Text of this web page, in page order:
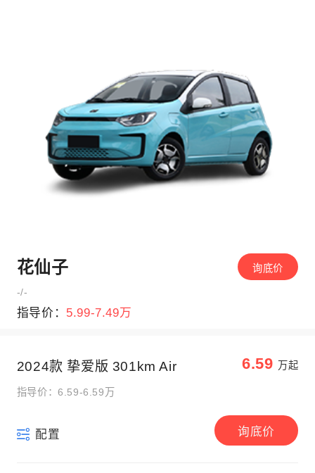
花仙子
-/-
指导价： 5.99-7.49万
询底价
2024款 挚爱版 301km Air 6.59 万起
指导价：6.59-6.59万
配置 询底价